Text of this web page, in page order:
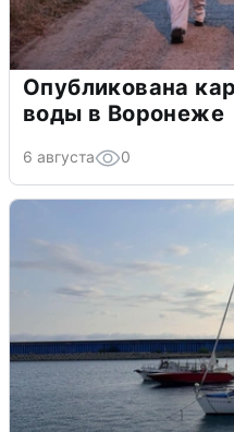
Опубликована
воды в Воронеже
6 августа 0